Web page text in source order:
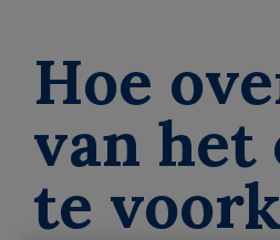
Hoe
van het
te